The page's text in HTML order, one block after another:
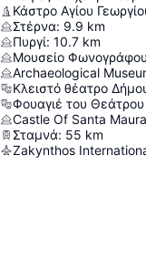
Κάστρο Αγίου
Στέρνα: 9.9 km
Πυργί: 10.7 km
Μουσείο Φωνογράφου
Archaeological
Κλειστό θέατρο
Φουαγιέ του
Castle Of Santa Maura
Σταμνά: 55 km
Zakynthos